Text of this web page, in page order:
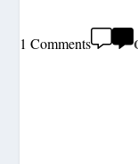
1 Comments